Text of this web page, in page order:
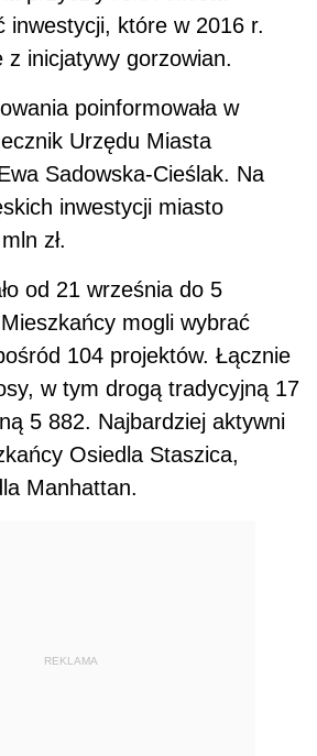
inwestycji, które w 2016 r.
z inicjatywy gorzowian.
poinformowała w
Urzędu Miasta
Sadowska-Cieślak. Na
inwestycji miasto
zł.
od 21 września do 5
mogli wybrać
104 projektów. Łącznie
w tym drogą tradycyjną 17
5 882. Najbardziej aktywni
Osiedla Staszica,
Manhattan.
REKLAMA